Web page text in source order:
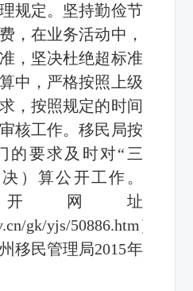
规定。坚持勤俭节
，在业务活动中，
，坚决杜绝超标准
中，严格按照上级
，按照规定的时间
核工作。移民局按
的要求及时对“三
）算公开工作。
网址
gk/yjs/50886.htm）
移民管理局2015年